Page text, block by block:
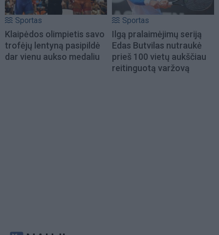
Sportas
Klaipėdos olimpietis savo
trofėjų lentyną pasipildė
dar vienu aukso medaliu
Sportas
Ilgą pralaimėjimų seriją
Edas Butvilas nutraukė
prieš 100 vietų aukščiau
reitinguotą varžovą